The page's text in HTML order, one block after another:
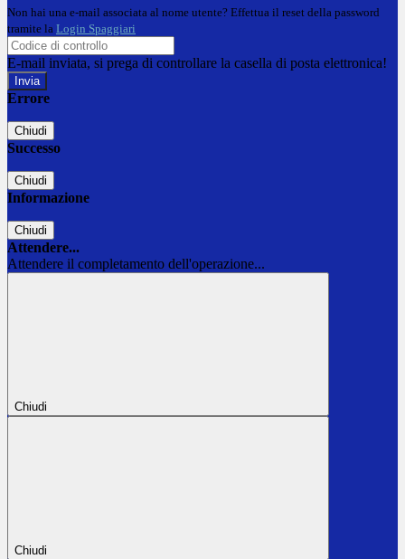
Non hai una e-mail associata al nome utente? Effettua il reset della password
tramite la Login Spaggiari
E-mail inviata, si prega di controllare la casella di posta elettronica!
Errore
Chiudi
Successo
Chiudi
Informazione
Chiudi
Attendere...
Attendere il completamento dell'operazione...
Chiudi
Chiudi